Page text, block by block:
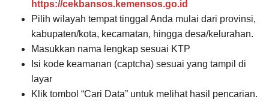
https://cekbansos.kemensos.go.id
Pilih wilayah tempat tinggal Anda mulai dari provinsi,
kabupaten/kota, kecamatan, hingga desa/kelurahan.
Masukkan nama lengkap sesuai KTP
Isi kode keamanan (captcha) sesuai yang tampil di
layar
Klik tombol “Cari Data” untuk melihat hasil pencarian.